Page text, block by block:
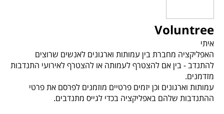
Voluntree
איתי
האפליקציה מחברת בין עמותות וארגונים לאנשים שרוצים
להתנדב - בין אם להצטרף לעמותה או להצטרף לאירועי התנדבות
מזדמנים.
עמותות וארגונים וכן יזמים פרטיים מוזמנים לפרסם את פרטי
ההתנדבות שלהם באפליקציה בכדי לגייס מתנדבים.